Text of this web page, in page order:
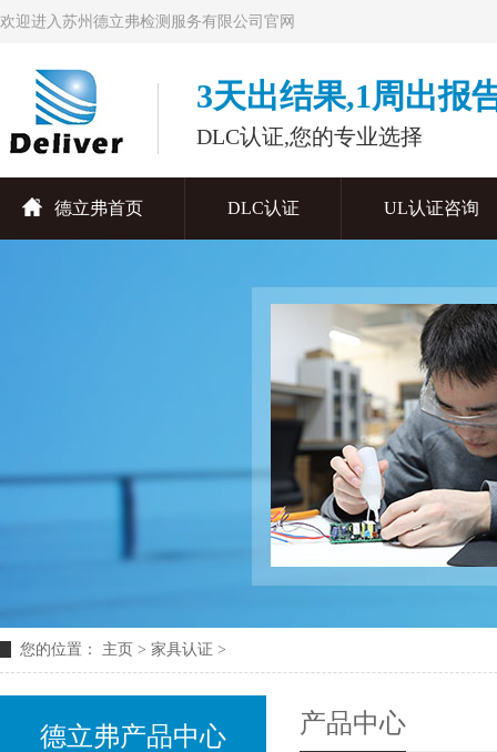
欢迎进入苏州德立弗检测服务有限公司官网
3天出结果,1周出报
DLC认证,您的专业选择
德立弗首页 DLC认证 UL认证咨询
您的位置： 主页 > 家具认证 >
德立弗产品中心 产品中心